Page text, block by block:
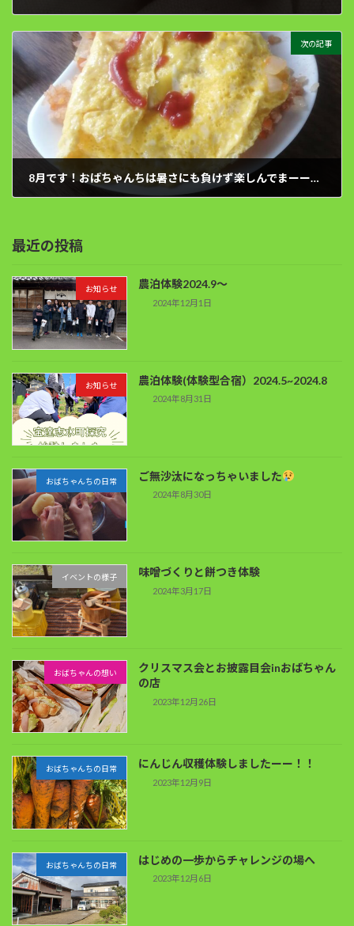
次の記事
8月です！おばちゃんちは暑さにも負けず楽しんでまーーす！
最近の投稿
お知らせ 農泊体験2024.9～
2024年12月1日
お知らせ 農泊体験(体験型合宿）2024.5~2024.8
2024年8月31日
おばちゃんちの日常 ご無沙汰になっちゃいました
2024年8月30日
イベントの様子 味噌づくりと餅つき体験
2024年3月17日
おばちゃんの想い
クリスマス会とお披露目会inおばちゃん
の店
2023年12月26日
おばちゃんちの日常 にんじん収穫体験しましたーー！！
2023年12月9日
おばちゃんちの日常 はじめの一歩からチャレンジの場へ
2023年12月6日